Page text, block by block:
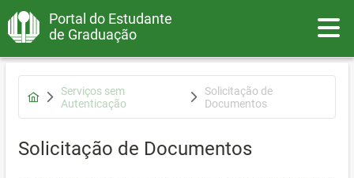
Portal do Estudante
de Graduação
Serviços sem
Autenticação
Solicitação de
Documentos
Solicitação de Documentos